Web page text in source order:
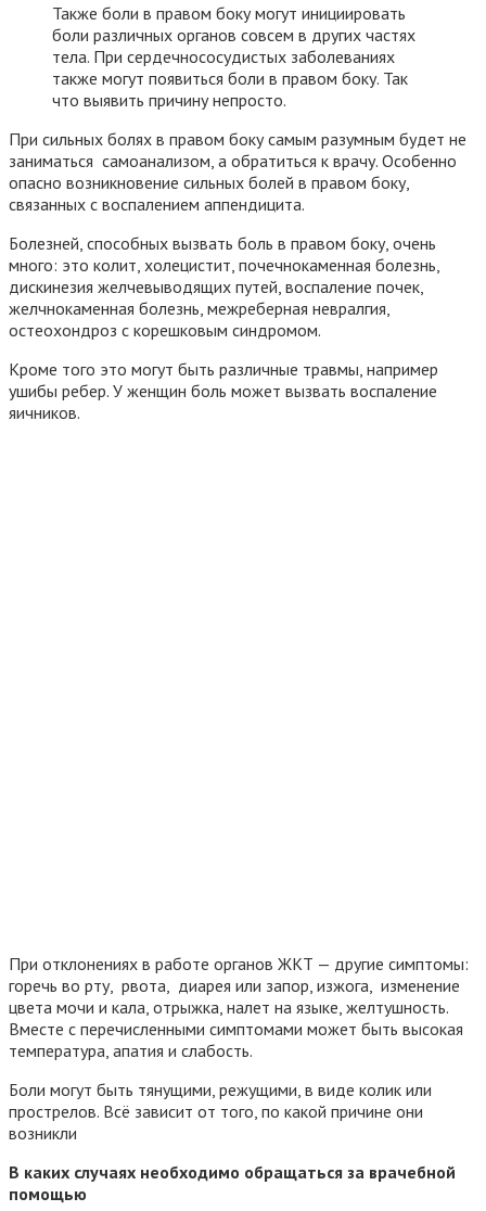
Также боли в правом боку могут инициировать
боли различных органов совсем в других частях
тела. При сердечнососудистых заболеваниях
также могут появиться боли в правом боку. Так
что выявить причину непросто.
При сильных болях в правом боку самым разумным будет не
заниматься самоанализом, а обратиться к врачу. Особенно
опасно возникновение сильных болей в правом боку,
связанных с воспалением аппендицита.
Болезней, способных вызвать боль в правом боку, очень
много: это колит, холецистит, почечнокаменная болезнь,
дискинезия желчевыводящих путей, воспаление почек,
желчнокаменная болезнь, межреберная невралгия,
остеохондроз с корешковым синдромом.
Кроме того это могут быть различные травмы, например
ушибы ребер. У женщин боль может вызвать воспаление
яичников.
При отклонениях в работе органов ЖКТ — другие симптомы:
горечь во рту, рвота, диарея или запор, изжога, изменение
цвета мочи и кала, отрыжка, налет на языке, желтушность.
Вместе с перечисленными симптомами может быть высокая
температура, апатия и слабость.
Боли могут быть тянущими, режущими, в виде колик или
прострелов. Всё зависит от того, по какой причине они
возникли
В каких случаях необходимо обращаться за врачебной
помощью